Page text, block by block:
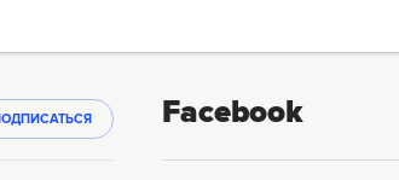
Facebook